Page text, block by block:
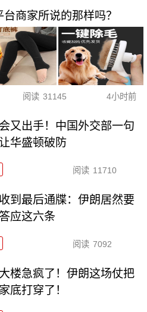
商家所说的那样吗？
阅读 31145 4小时前
又出手！中国外交部一句
华盛顿破防
阅读 11710
到最后通牒：伊朗居然要
应这六条
阅读 7092
楼急疯了！伊朗这场仗把
底打穿了！